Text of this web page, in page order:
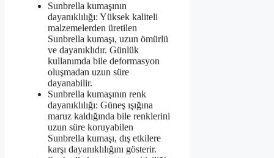
Sunbrella kumaşının
dayanıklılığı: Yüksek kaliteli
malzemelerden üretilen
Sunbrella kumaşı, uzun ömürlü
ve dayanıklıdır. Günlük
kullanımda bile deformasyon
oluşmadan uzun süre
dayanabilir.
Sunbrella kumaşının renk
dayanıklılığı: Güneş ışığına
maruz kaldığında bile renklerini
uzun süre koruyabilen
Sunbrella kumaşı, dış etkilere
karşı dayanıklılığını gösterir.